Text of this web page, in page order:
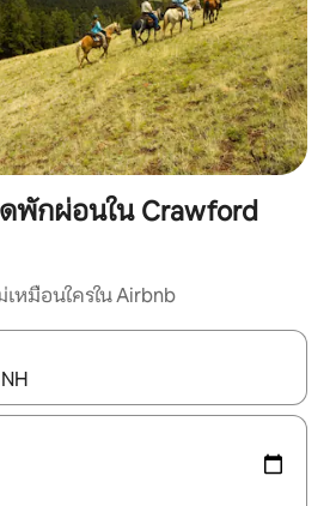
พักผ่อนใน Crawford
หมือนใครใน Airbnb
ารสัมผัสหรือปัด เพื่อสำรวจผลการค้นหา